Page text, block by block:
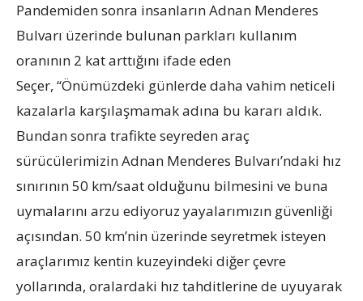
Pandemiden sonra insanların Adnan Menderes
Bulvarı üzerinde bulunan parkları kullanım
oranının 2 kat arttığını ifade eden
Seçer, “Önümüzdeki günlerde daha vahim neticeli
kazalarla karşılaşmamak adına bu kararı aldık.
Bundan sonra trafikte seyreden araç
sürücülerimizin Adnan Menderes Bulvarı’ndaki hız
sınırının 50 km/saat olduğunu bilmesini ve buna
uymalarını arzu ediyoruz yayalarımızın güvenliği
açısından. 50 km’nin üzerinde seyretmek isteyen
araçlarımız kentin kuzeyindeki diğer çevre
yollarında, oralardaki hız tahditlerine de uyuyarak